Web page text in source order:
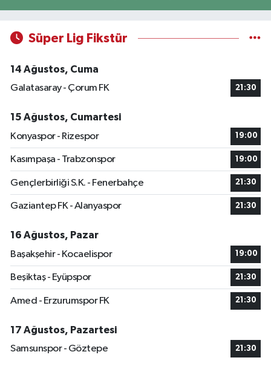
Süper Lig Fikstür
14 Ağustos, Cuma
Galatasaray - Çorum FK
21:30
15 Ağustos, Cumartesi
Konyaspor - Rizespor
19:00
Kasımpaşa - Trabzonspor 19:00
Gençlerbirliği S.K. - Fenerbahçe 21:30
Gaziantep FK - Alanyaspor 21:30
16 Ağustos, Pazar
Başakşehir - Kocaelispor
19:00
Beşiktaş - Eyüpspor 21:30
Amed - Erzurumspor FK 21:30
17 Ağustos, Pazartesi
Samsunspor - Göztepe
21:30